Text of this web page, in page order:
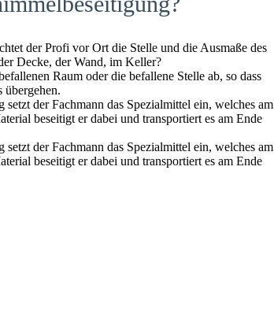
der Profi vor Ort die Stelle und die Ausmaße des
Decke, der Wand, im Keller?
Raum oder die befallene Stelle ab, so dass
übergehen.
der Fachmann das Spezialmittel ein, welches am
beseitigt er dabei und transportiert es am Ende
der Fachmann das Spezialmittel ein, welches am
beseitigt er dabei und transportiert es am Ende